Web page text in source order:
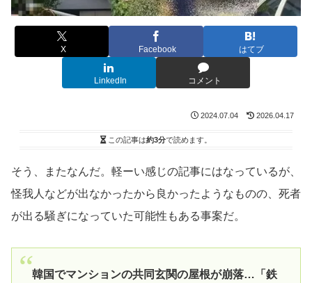
X Facebook はてブ
LinkedIn コメント
2024.07.04 2026.04.17
この記事は約3分で読めます。
そう、またなんだ。軽ーい感じの記事にはなっているが、
怪我人などが出なかったから良かったようなものの、死者
が出る騒ぎになっていた可能性もある事案だ。
韓国でマンションの共同玄関の屋根が崩落…「鉄